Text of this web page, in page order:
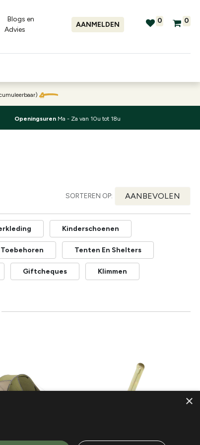
Blogs en
Advies​
AANMELDEN 0 0
Openingsuren Ma - Za van 10u tot 18u
SORTEREN OP: AANBEVOLEN
Kinderschoenen
Tenten En Shelters
Giftcheques Klimmen
×